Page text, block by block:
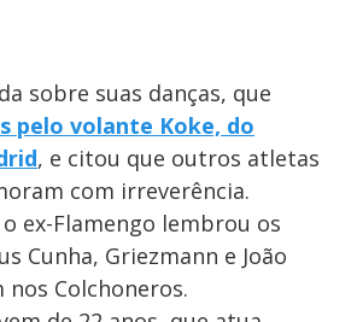
sobre suas danças, que
pelo volante Koke, do
, e citou que outros atletas
com irreverência.
ex-Flamengo lembrou os
Cunha, Griezmann e João
nos Colchoneros.